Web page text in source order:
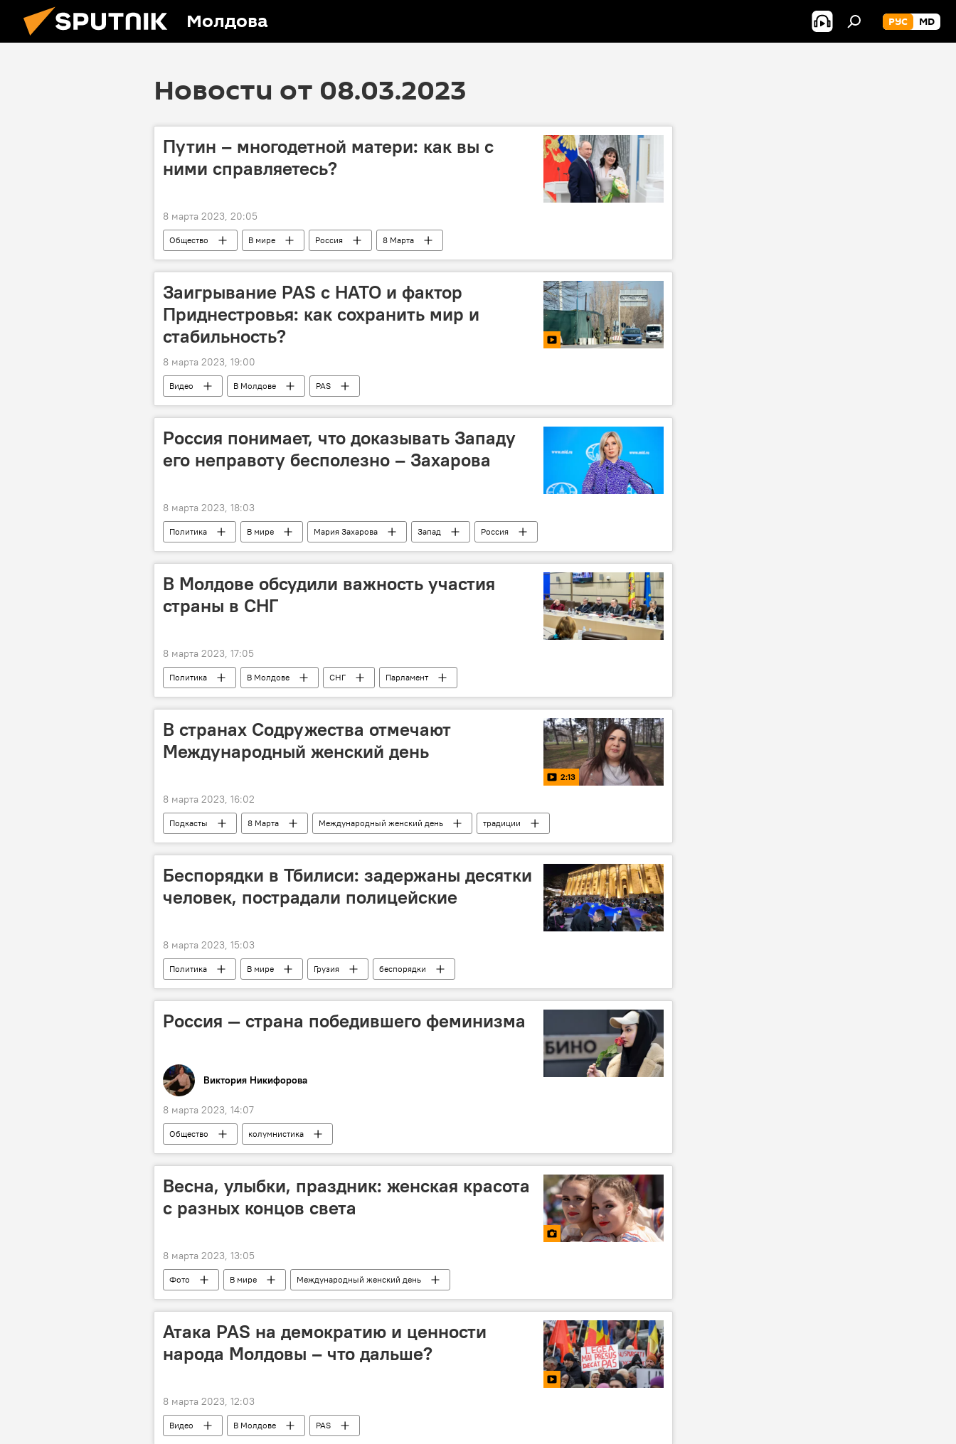
Молдова РУС MD
Новости от 08.03.2023
Путин – многодетной матери: как вы с
ними справляетесь?
8 марта 2023, 20:05
Общество В мире Россия 8 Марта
Заигрывание PAS с НАТО и фактор
Приднестровья: как сохранить мир и
стабильность?
8 марта 2023, 19:00
Видео В Молдове PAS
Россия понимает, что доказывать Западу
его неправоту бесполезно – Захарова
8 марта 2023, 18:03
Политика В мире Мария Захарова Запад Россия
В Молдове обсудили важность участия
страны в СНГ
8 марта 2023, 17:05
Политика В Молдове СНГ Парламент
В странах Содружества отмечают
Международный женский день
2:13
8 марта 2023, 16:02
Подкасты 8 Марта Международный женский день традиции
Беспорядки в Тбилиси: задержаны десятки
человек, пострадали полицейские
8 марта 2023, 15:03
Политика В мире Грузия беспорядки
Россия — страна победившего феминизма
Виктория Никифорова
8 марта 2023, 14:07
Общество колумнистика
Весна, улыбки, праздник: женская красота
с разных концов света
8 марта 2023, 13:05
Фото В мире Международный женский день
Атака PAS на демократию и ценности
народа Молдовы – что дальше?
8 марта 2023, 12:03
Видео В Молдове PAS